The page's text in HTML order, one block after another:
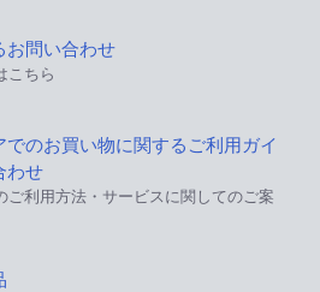
お問い合わせ
こちら
でのお買い物に関するご利用ガイ
わせ
ご利用方法・サービスに関してのご案